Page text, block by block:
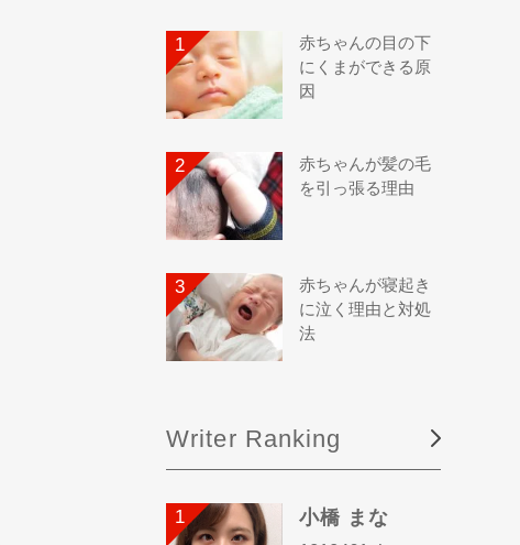
赤ちゃんの目の下
にくまができる原
因
赤ちゃんが髪の毛
を引っ張る理由
赤ちゃんが寝起き
に泣く理由と対処
法
Writer Ranking
小橋 まな